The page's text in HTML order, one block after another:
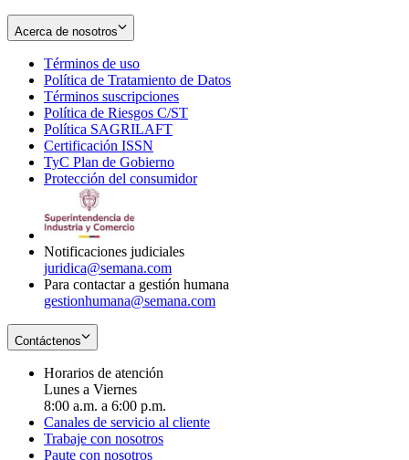
Acerca de nosotros
Términos de uso
in
new
window
Política de Tratamiento de Datos
Términos suscripciones
in
Política de Riesgos C/ST
Política SAGRILAFT
new
window
Certificación ISSN
in
new
TyC Plan de Gobierno
in
Protección del consumidorOpens
Notificaciones judiciales
juridica@semana.com
Para contactar a gestión humana
gestionhumana@semana.com
Contáctenos
Horarios de atención
Lunes a Viernes
8:00 a.m. a 6:00 p.m.
Canales de servicio al cliente
Trabaje con nosotros
Paute con nosotros